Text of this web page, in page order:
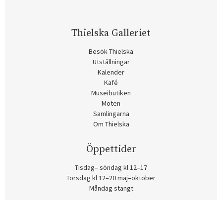
Thielska Galleriet
Besök Thielska
Utställningar
Kalender
Kafé
Museibutiken
Möten
Samlingarna
Om Thielska
Öppettider
Tisdag– söndag kl 12–17
Torsdag kl 12–20 maj–oktober
Måndag stängt